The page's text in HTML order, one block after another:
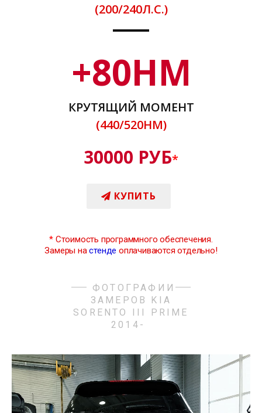
(200/240Л.С.)
+80НМ
КРУТЯЩИЙ МОМЕНТ
(440/520НМ)
30000 РУБ*
КУПИТЬ
* Стоимость программного обеспечения.
Замеры настенде оплачиваются отдельно!
ФОТОГРАФИИ
ЗАМЕРОВ KIA
SORENTO III PRIME
2014-